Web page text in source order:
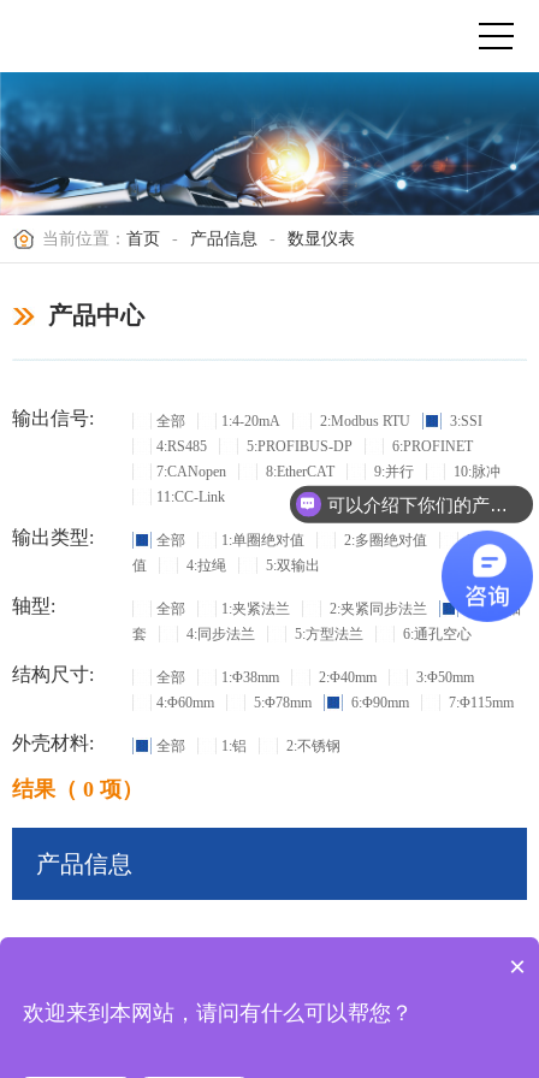
当前位置： 首页 - 产品信息 - 数显仪表
产品中心
输出信号: 全部 1:4-20mA 2:Modbus RTU
3:SSI
4:RS485
5:PROFIBUS-DP
6:PROFINET
7:CANopen
8:EtherCAT 9:并行
10:脉冲
11:CC-Link
输出类型: 全部 1:单圈绝对值 2:多圈绝对值
3:增量
值
4:拉绳 5:双输出
轴型: 全部 1:夹紧法兰 2:夹紧同步法兰
3:盲孔轴
套
4:同步法兰 5:方型法兰 6:通孔空心
结构尺寸: 全部 1:Φ38mm 2:Φ40mm
3:Φ50mm
4:Φ60mm
5:Φ78mm 6:Φ90mm 7:Φ115mm
外壳材料: 全部 1:铝 2:不锈钢
结果（ 0 项）
产品信息
可以介绍下你们的产品么？
×
欢迎来到本网站，请问有什么可以帮您？